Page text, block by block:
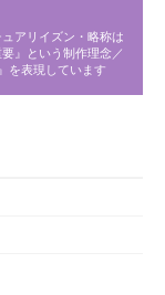
アリイズン・略称は
』という制作理念／
を表現しています